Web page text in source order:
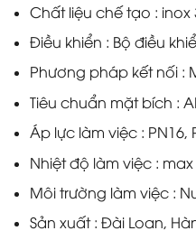
Chất liệu chế tạo : inox
Điều khiển : Bộ điều
Phương pháp kết nối :
Tiêu chuẩn mặt bích :
Áp lực làm việc : PN16,
Nhiệt độ làm việc :
Môi trường làm việc :
Sản xuất : Đài Loan,